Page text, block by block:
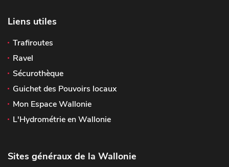
Liens utiles
Trafiroutes
Ravel
Sécurothèque
Guichet des Pouvoirs locaux
Mon Espace Wallonie
L'Hydrométrie en Wallonie
Sites généraux de la Wallonie